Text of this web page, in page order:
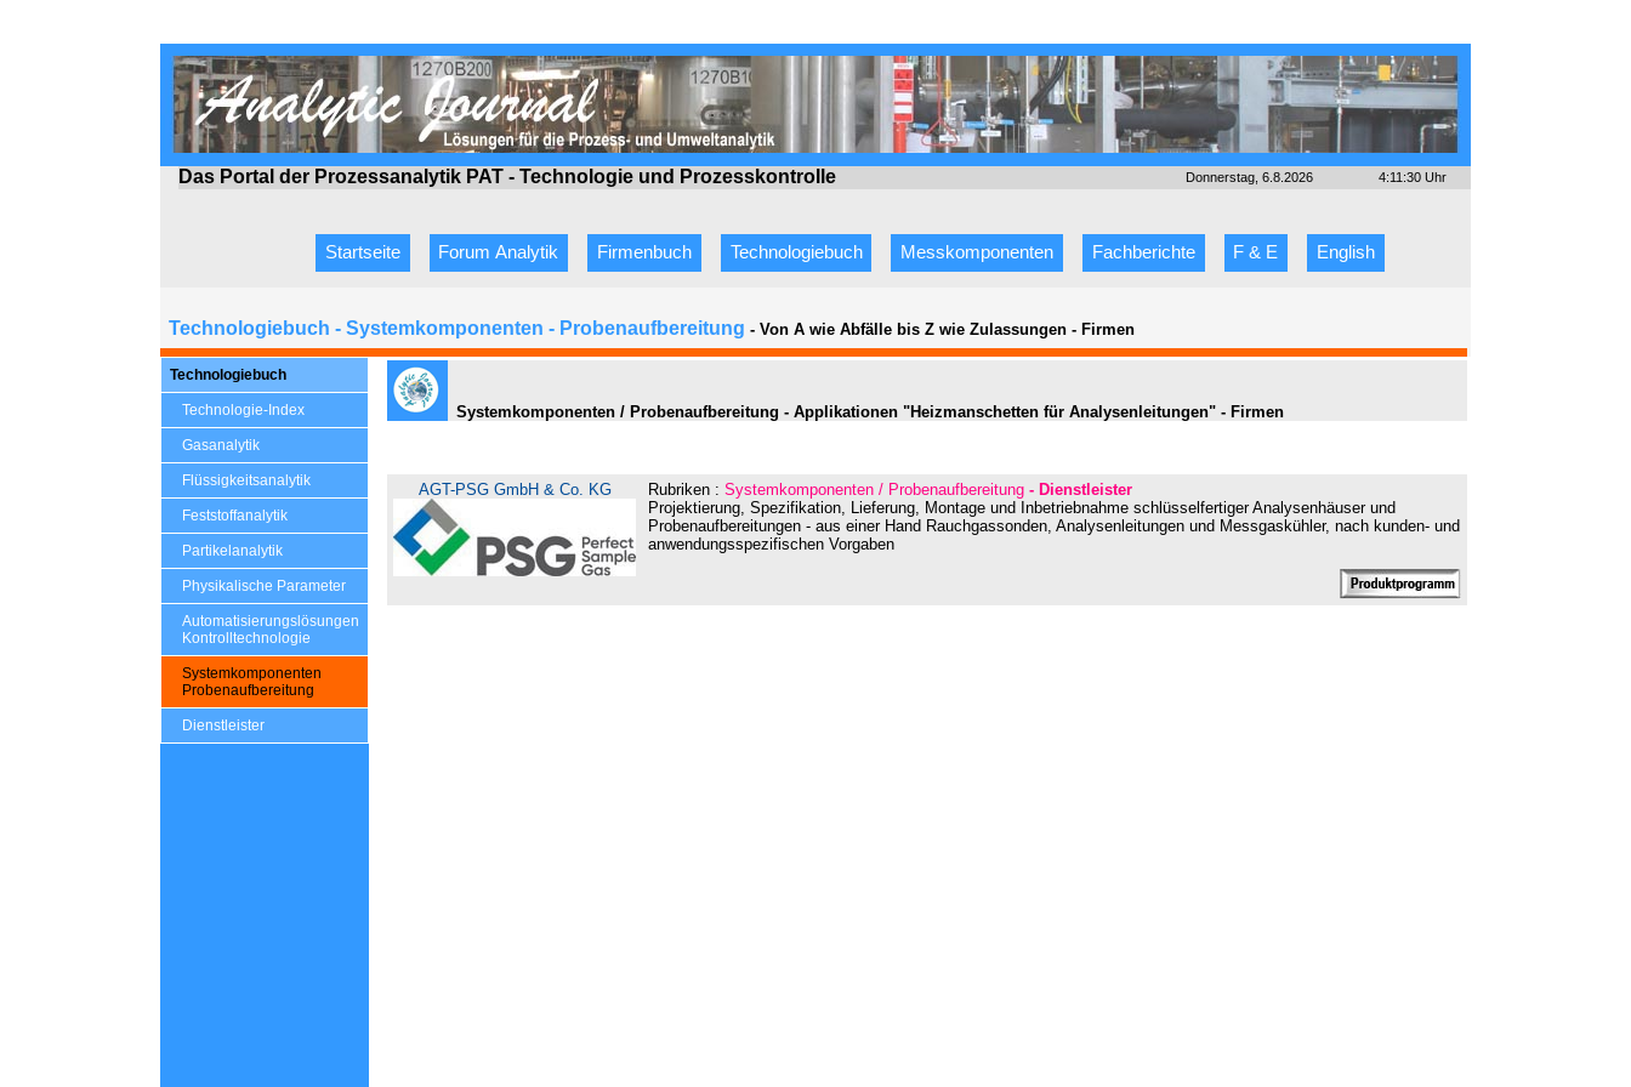
Das Portal der Prozessanalytik PAT - Technologie und Prozesskontrolle Donnerstag, 6.8.2026 4:11:30 Uhr
Startseite Forum Analytik Firmenbuch Technologiebuch Messkomponenten Fachberichte F & E English
Technologiebuch - Systemkomponenten - Probenaufbereitung - Von A wie Abfälle bis Z wie Zulassungen - Firmen
Technologiebuch
Technologie-Index
Gasanalytik
Flüssigkeitsanalytik
Feststoffanalytik
Partikelanalytik
Physikalische Parameter
Automatisierungslösungen
Kontrolltechnologie
Systemkomponenten
Probenaufbereitung
Dienstleister
Systemkomponenten / Probenaufbereitung - Applikationen "Heizmanschetten für Analysenleitungen" - Firmen
AGT-PSG GmbH & Co. KG Rubriken : Systemkomponenten / Probenaufbereitung - Dienstleister
Projektierung, Spezifikation, Lieferung, Montage und Inbetriebnahme schlüsselfertiger Analysenhäuser und
Probenaufbereitungen - aus einer Hand Rauchgassonden, Analysenleitungen und Messgaskühler, nach kunden- und
anwendungsspezifischen Vorgaben